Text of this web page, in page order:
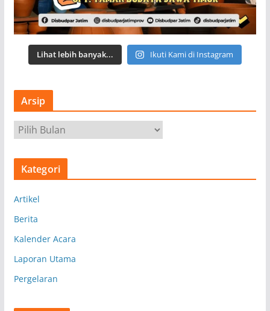
Lihat lebih banyak... Ikuti Kami di Instagram
Arsip
r
s
Kategori
Artikel
Berita
Kalender Acara
Laporan Utama
Pergelaran